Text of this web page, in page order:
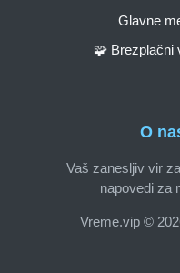
O
Vaš zanesljiv vir
napovedi za
Vreme.vip ©
Glavne
🧩 Brezplačni